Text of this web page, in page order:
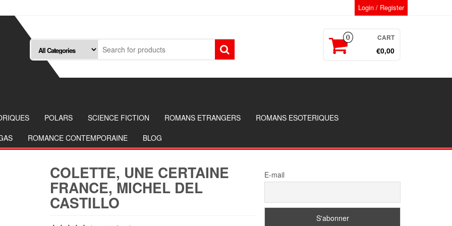
Login / Register
0 CART
€0,00
POLARS SCIENCE FICTION ROMANS ETRANGERS
ROMANS ESOTERIQUES
ROMANCE CONTEMPORAINE BLOG
COLETTE, UNE CERTAINE
FRANCE, MICHEL DEL
CASTILLO
E-mail